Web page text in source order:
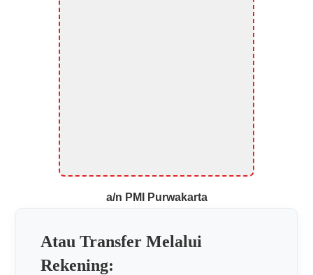
a/n PMI Purwakarta
Atau Transfer Melalui
Rekening: